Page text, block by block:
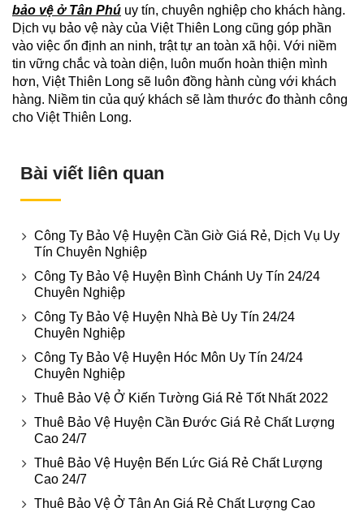
bảo vệ ở Tân Phú uy tín, chuyên nghiệp cho khách hàng.
Dịch vụ bảo vệ này của Việt Thiên Long cũng góp phần
vào việc ổn định an ninh, trật tự an toàn xã hội. Với niềm
tin vững chắc và toàn diện, luôn muốn hoàn thiện mình
hơn, Việt Thiên Long sẽ luôn đồng hành cùng với khách
hàng. Niềm tin của quý khách sẽ làm thước đo thành công
cho Việt Thiên Long.
Bài viết liên quan
Công Ty Bảo Vệ Huyện Cần Giờ Giá Rẻ, Dịch Vụ Uy
Tín Chuyên Nghiệp
Công Ty Bảo Vệ Huyện Bình Chánh Uy Tín 24/24
Chuyên Nghiệp
Công Ty Bảo Vệ Huyện Nhà Bè Uy Tín 24/24
Chuyên Nghiệp
Công Ty Bảo Vệ Huyện Hóc Môn Uy Tín 24/24
Chuyên Nghiệp
Thuê Bảo Vệ Ở Kiến Tường Giá Rẻ Tốt Nhất 2022
Thuê Bảo Vệ Huyện Cần Đước Giá Rẻ Chất Lượng
Cao 24/7
Thuê Bảo Vệ Huyện Bến Lức Giá Rẻ Chất Lượng
Cao 24/7
Thuê Bảo Vệ Ở Tân An Giá Rẻ Chất Lượng Cao